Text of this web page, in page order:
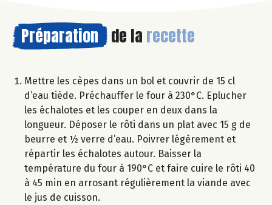
Préparation de la recette
Mettre les cèpes dans un bol et couvrir de 15 cl
d’eau tiède. Préchauffer le four à 230°C. Eplucher
les échalotes et les couper en deux dans la
longueur. Déposer le rôti dans un plat avec 15 g de
beurre et ½ verre d’eau. Poivrer légèrement et
répartir les échalotes autour. Baisser la
température du four à 190°C et faire cuire le rôti 40
à 45 min en arrosant régulièrement la viande avec
le jus de cuisson.